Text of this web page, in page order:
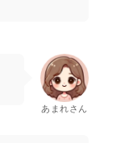
あまれさん